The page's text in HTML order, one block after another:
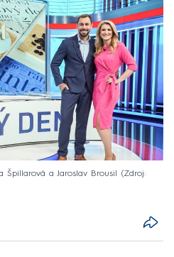
a Jaroslav Brousil
Zdroj: